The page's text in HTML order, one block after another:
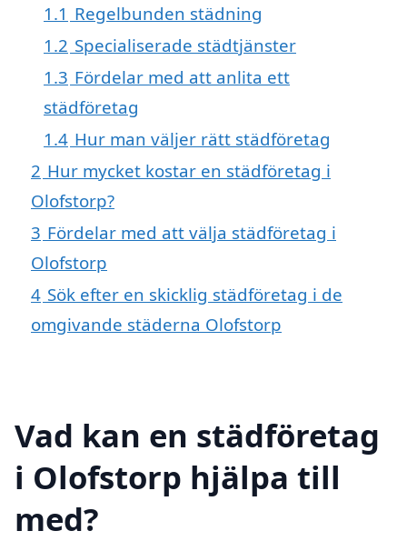
1.1 Regelbunden städning
1.2 Specialiserade städtjänster
1.3 Fördelar med att anlita ett
städföretag
1.4 Hur man väljer rätt städföretag
2 Hur mycket kostar en städföretag i
Olofstorp?
3 Fördelar med att välja städföretag i
Olofstorp
4 Sök efter en skicklig städföretag i de
omgivande städerna Olofstorp
Vad kan en städföretag
i Olofstorp hjälpa till
med?